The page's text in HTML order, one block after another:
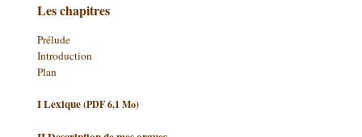
Les chapitres
Prélude
Introduction
Plan
I Lexique(PDF 6,1 Mo)